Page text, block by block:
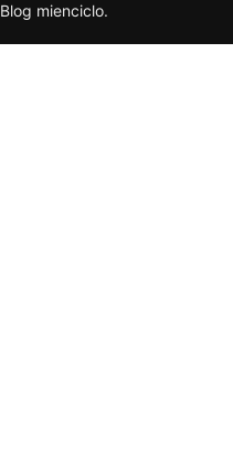
Blog mienciclo.